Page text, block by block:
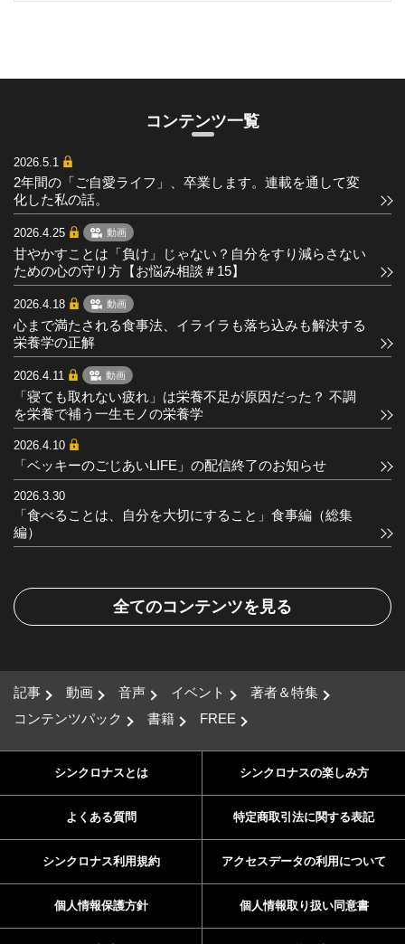
コンテンツ一覧
2026.5.1
2年間の「ご自愛ライフ」、卒業します。連載を通して変
化した私の話。
2026.4.25 動画
甘やかすことは「負け」じゃない？自分をすり減らさない
ための心の守り方【お悩み相談＃15】
2026.4.18 動画
心まで満たされる食事法、イライラも落ち込みも解決する
栄養学の正解
2026.4.11 動画
「寝ても取れない疲れ」は栄養不足が原因だった？ 不調
を栄養で補う一生モノの栄養学
2026.4.10
「ベッキーのごじあいLIFE」の配信終了のお知らせ
2026.3.30
「食べることは、自分を大切にすること」食事編（総集
編）
全てのコンテンツを見る
記事 動画 音声 イベント
著者＆特集
コンテンツパック
書籍 FREE
シンクロナスとは シンクロナスの楽しみ方
よくある質問 特定商取引法に関する表記
シンクロナス利用規約 アクセスデータの利用について
個人情報保護方針 個人情報取り扱い同意書